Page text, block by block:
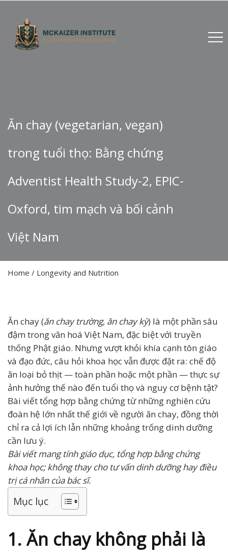
Ăn chay (vegetarian, vegan)
trong tuổi thọ: Bằng chứng
Adventist Health Study-2, EPIC-
Oxford, tim mạch và bối cảnh
Việt Nam
Home / Longevity and Nutrition
Ăn chay (ăn chay trường, ăn chay kỳ) là một phần sâu
đậm trong văn hoá Việt Nam, đặc biệt với truyền
thống Phật giáo. Nhưng vượt khỏi khía cạnh tôn giáo
và đạo đức, câu hỏi khoa học vẫn được đặt ra: chế độ
ăn loại bỏ thịt — toàn phần hoặc một phần — thực sự
ảnh hưởng thế nào đến tuổi thọ và nguy cơ bệnh tật?
Bài viết tổng hợp bằng chứng từ những nghiên cứu
đoàn hệ lớn nhất thế giới về người ăn chay, đồng thời
chỉ ra cả lợi ích lẫn những khoảng trống dinh dưỡng
cần lưu ý.
Bài viết mang tính giáo dục, tổng hợp bằng chứng
khoa học; không thay cho tư vấn dinh dưỡng hay điều
trị cá nhân của bác sĩ.
Mục lục
1. Ăn chay không phải là